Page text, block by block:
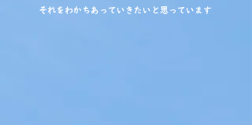
​それをわかちあっていきたいと思っています